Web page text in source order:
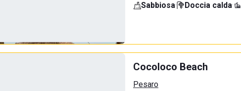
Sabbiosa· Doccia calda·
Cocoloco Beach
Pesaro